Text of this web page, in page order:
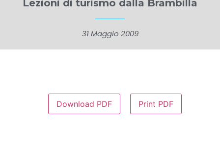
Lezioni di turismo dalla Brambilla
31 Maggio 2009
Download PDF Print PDF